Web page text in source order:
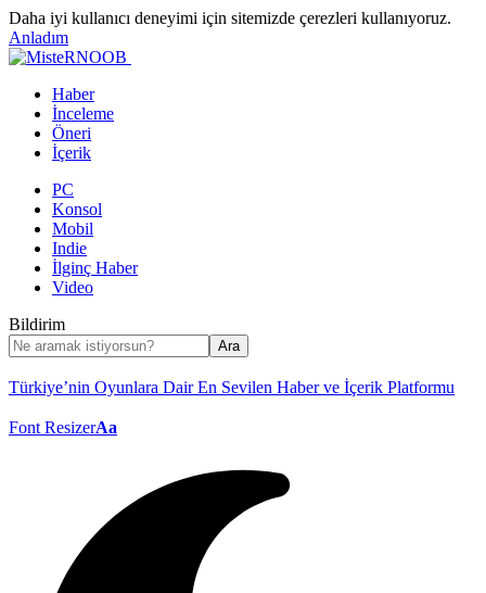
Daha iyi kullanıcı deneyimi için sitemizde çerezleri kullanıyoruz.
Anladım
Haber
İnceleme
Öneri
İçerik
PC
Konsol
Mobil
Indie
İlginç Haber
Video
Bildirim
Türkiye’nin Oyunlara Dair En Sevilen Haber ve İçerik Platformu
Font ResizerAa